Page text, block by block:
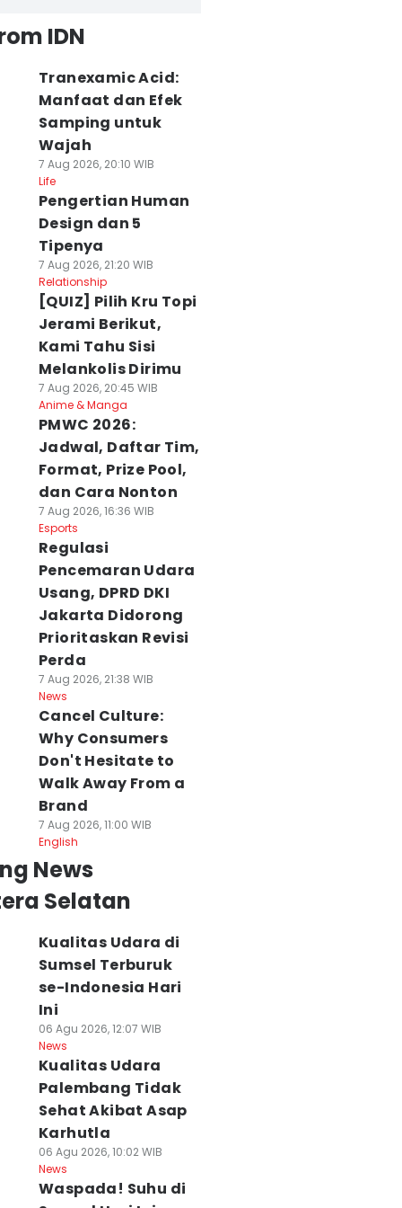
IDN
Tranexamic Acid:
Manfaat dan Efek
Samping untuk
Wajah
7 Aug 2026, 20:10 WIB
Life
Pengertian Human
Design dan 5
Tipenya
7 Aug 2026, 21:20 WIB
Relationship
[QUIZ] Pilih Kru Topi
Jerami Berikut,
Kami Tahu Sisi
Melankolis Dirimu
7 Aug 2026, 20:45 WIB
Anime & Manga
PMWC 2026:
Jadwal, Daftar Tim,
Format, Prize Pool,
dan Cara Nonton
7 Aug 2026, 16:36 WIB
Esports
Regulasi
Pencemaran Udara
Usang, DPRD DKI
Jakarta Didorong
Prioritaskan Revisi
Perda
7 Aug 2026, 21:38 WIB
News
Cancel Culture:
Why Consumers
Don't Hesitate to
Walk Away From a
Brand
7 Aug 2026, 11:00 WIB
English
News
Selatan
Kualitas Udara di
Sumsel Terburuk
se-Indonesia Hari
Ini
06 Agu 2026, 12:07 WIB
News
Kualitas Udara
Palembang Tidak
Sehat Akibat Asap
Karhutla
06 Agu 2026, 10:02 WIB
News
Waspada! Suhu di